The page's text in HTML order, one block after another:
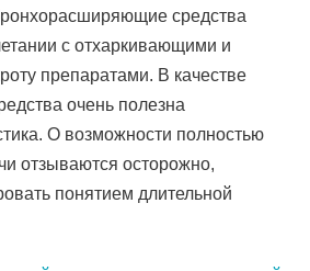
средства
с отхаркивающими и
препаратами. В качестве
очень полезна
О возможности полностью
отзываются осторожно,
понятием длительной